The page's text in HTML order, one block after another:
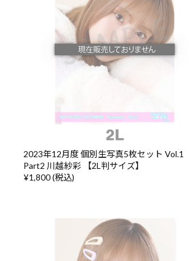
2023年12月度 個別生写真5枚セット Vol.1
Part2 川越紗彩 【2L判サイズ】
¥1,800 (税込)